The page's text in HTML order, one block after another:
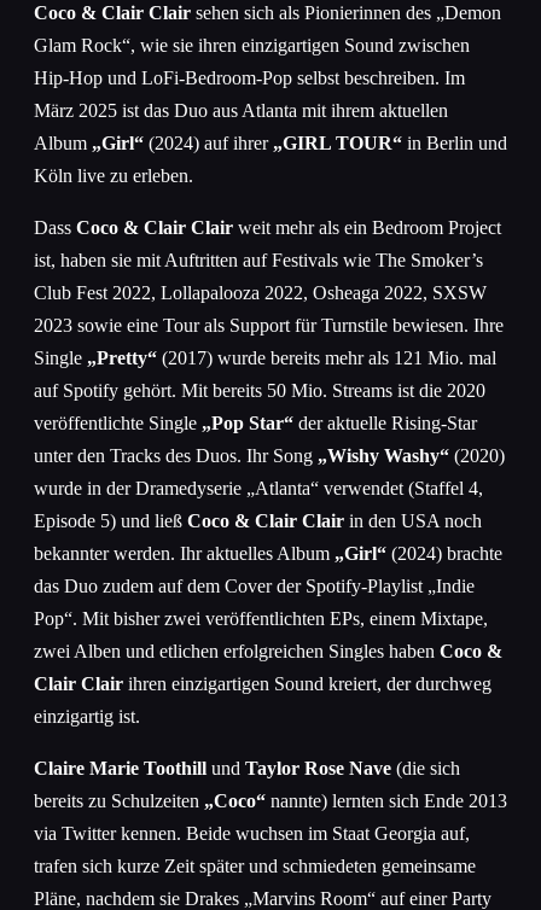
Coco & Clair Clair sehen sich als Pionierinnen des „Demon
Glam Rock“, wie sie ihren einzigartigen Sound zwischen
Hip-Hop und LoFi-Bedroom-Pop selbst beschreiben. Im
März 2025 ist das Duo aus Atlanta mit ihrem aktuellen
Album „Girl“ (2024) auf ihrer „GIRL TOUR“ in Berlin und
Köln live zu erleben.
Dass Coco & Clair Clair weit mehr als ein Bedroom Project
ist, haben sie mit Auftritten auf Festivals wie The Smoker’s
Club Fest 2022, Lollapalooza 2022, Osheaga 2022, SXSW
2023 sowie eine Tour als Support für Turnstile bewiesen. Ihre
Single „Pretty“ (2017) wurde bereits mehr als 121 Mio. mal
auf Spotify gehört. Mit bereits 50 Mio. Streams ist die 2020
veröffentlichte Single „Pop Star“ der aktuelle Rising-Star
unter den Tracks des Duos. Ihr Song „Wishy Washy“ (2020)
wurde in der Dramedyserie „Atlanta“ verwendet (Staffel 4,
Episode 5) und ließ Coco & Clair Clair in den USA noch
bekannter werden. Ihr aktuelles Album „Girl“ (2024) brachte
das Duo zudem auf dem Cover der Spotify-Playlist „Indie
Pop“. Mit bisher zwei veröffentlichten EPs, einem Mixtape,
zwei Alben und etlichen erfolgreichen Singles haben Coco &
Clair Clair ihren einzigartigen Sound kreiert, der durchweg
einzigartig ist.
Claire Marie Toothill und Taylor Rose Nave (die sich
bereits zu Schulzeiten „Coco“ nannte) lernten sich Ende 2013
via Twitter kennen. Beide wuchsen im Staat Georgia auf,
trafen sich kurze Zeit später und schmiedeten gemeinsame
Pläne, nachdem sie Drakes „Marvins Room“ auf einer Party